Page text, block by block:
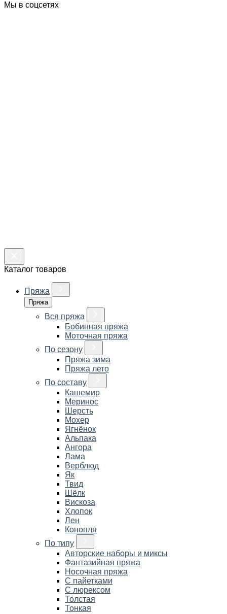
Мы в соцсетях
Каталог товаров
Пряжа
Пряжа
Вся пряжа
Бобинная пряжа
Моточная пряжа
По сезону
Пряжа зима
Пряжа лето
По составу
Кашемир
Меринос
Шерсть
Мохер
Ягнёнок
Альпака
Ангора
Лама
Верблюд
Як
Твид
Шёлк
Вискоза
Хлопок
Лен
Конопля
По типу
Авторские наборы и миксы
Фантазийная пряжа
Носочная пряжа
С пайетками
С люрексом
Толстая
Тонкая